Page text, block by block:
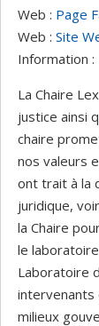
Web : Page
Web : Site
Information :
La Chaire
justice ainsi
chaire
nos valeurs
ont trait à la
juridique,
la Chaire
le
Laboratoire
intervenants
milieux